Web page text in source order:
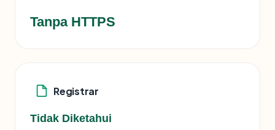
Tanpa HTTPS
Registrar
Tidak Diketahui